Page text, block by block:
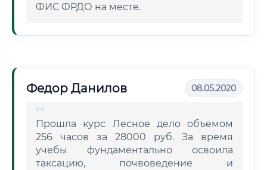
ФИС ФРДО на месте.
Федор Данилов 08.05.2020
Прошла курс Лесное дело объемом
256 часов за 28000 руб. За время
учебы фундаментально освоила
таксацию, почвоведение и